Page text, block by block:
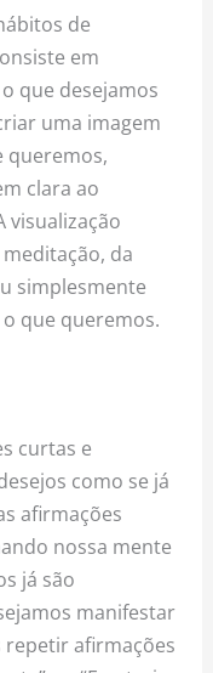
de
em
que desejamos
uma imagem
queremos,
clara ao
visualização
da
simplesmente
que queremos.
curtas e
como se já
afirmações
nossa mente
já são
manifestar
afirmações